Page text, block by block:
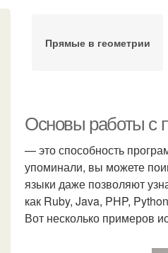
Прямые в геометрии
Основы работы с
— это способность
упоминали, вы можете
языки даже позволяют
как Ruby, Java, PHP,
Вот несколько примеров